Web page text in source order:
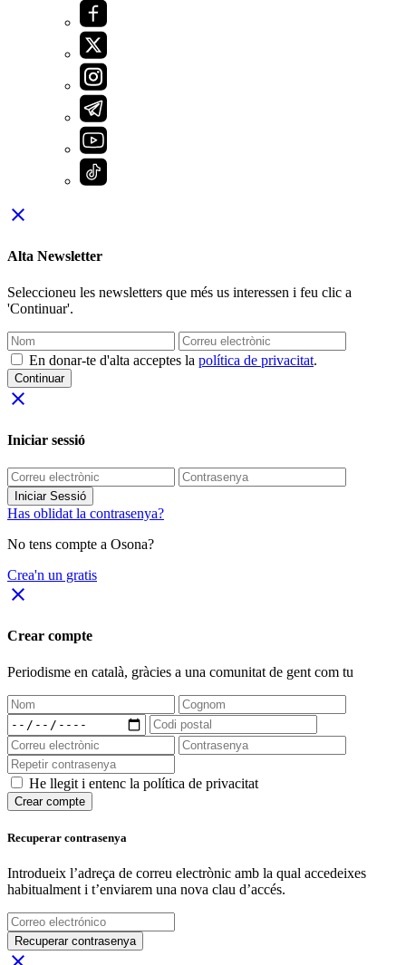
close
Alta Newsletter
Seleccioneu les newsletters que més us interessen i feu clic a
'Continuar'.
En donar-te d'alta acceptes la política de privacitat.
Continuar
close
Iniciar sessió
Iniciar Sessió
Has oblidat la contrasenya?
No tens compte a Osona?
Crea'n un gratis
close
Crear compte
Periodisme en català, gràcies a una comunitat de gent com tu
He llegit i entenc la política de privacitat
Crear compte
Recuperar contrasenya
Introdueix l’adreça de correu electrònic amb la qual accedeixes
habitualment i t’enviarem una nova clau d’accés.
Recuperar contrasenya